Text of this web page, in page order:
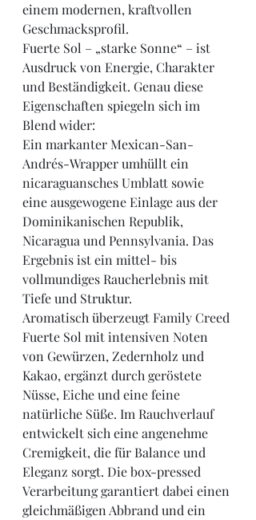
einem modernen, kraftvollen
Geschmacksprofil.
Fuerte Sol – „starke Sonne“ – ist
Ausdruck von Energie, Charakter
und Beständigkeit. Genau diese
Eigenschaften spiegeln sich im
Blend wider:
Ein markanter Mexican-San-
Andrés-Wrapper umhüllt ein
nicaraguansches Umblatt sowie
eine ausgewogene Einlage aus der
Dominikanischen Republik,
Nicaragua und Pennsylvania. Das
Ergebnis ist ein mittel- bis
vollmundiges Raucherlebnis mit
Tiefe und Struktur.
Aromatisch überzeugt Family Creed
Fuerte Sol mit intensiven Noten
von Gewürzen, Zedernholz und
Kakao, ergänzt durch geröstete
Nüsse, Eiche und eine feine
natürliche Süße. Im Rauchverlauf
entwickelt sich eine angenehme
Cremigkeit, die für Balance und
Eleganz sorgt. Die box-pressed
Verarbeitung garantiert dabei einen
gleichmäßigen Abbrand und ein